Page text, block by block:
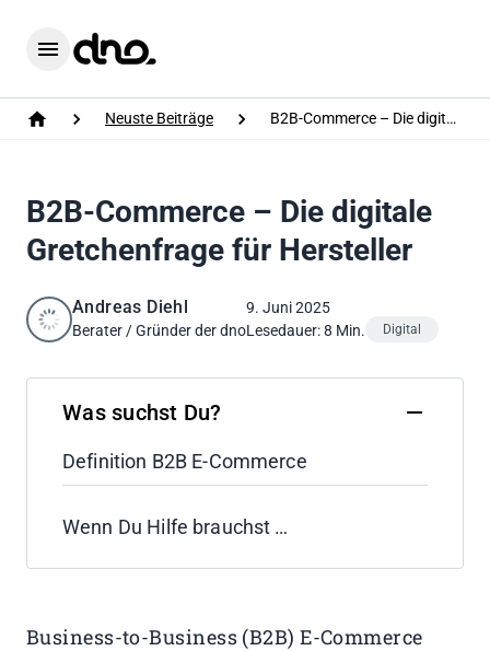
Menu
Home
Neuste Beiträge B2B-Commerce – Die digitale Gretchenfrage für Hersteller
B2B-Commerce – Die digitale
Gretchenfrage für Hersteller
Andreas Diehl
Berater / Gründer der dno
9. Juni 2025
Lesedauer: 8 Min.
Digital
Was suchst Du?
Definition B2B E-Commerce
Wenn Du Hilfe brauchst …
Business-to-Business (B2B) E-Commerce